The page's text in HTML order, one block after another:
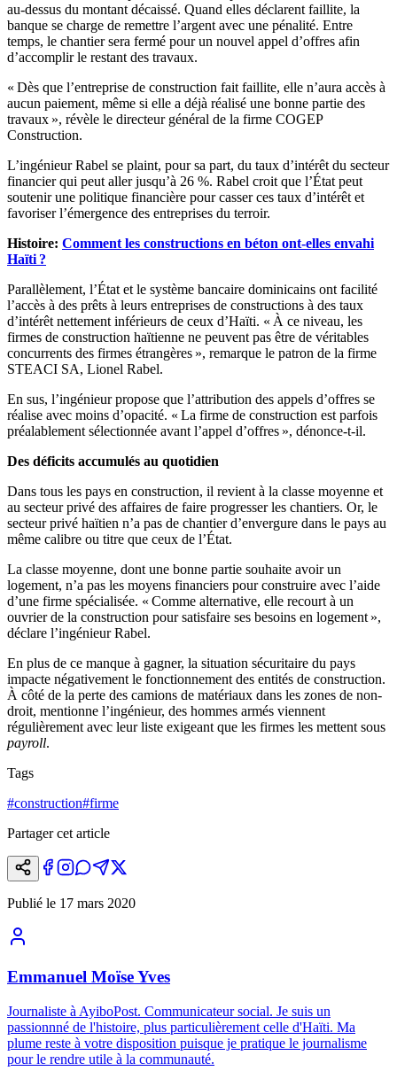
au-dessus du montant décaissé. Quand elles déclarent faillite, la
banque se charge de remettre l’argent avec une pénalité. Entre
temps, le chantier sera fermé pour un nouvel appel d’offres afin
d’accomplir le restant des travaux.
« Dès que l’entreprise de construction fait faillite, elle n’aura accès à
aucun paiement, même si elle a déjà réalisé une bonne partie des
travaux », révèle le directeur général de la firme COGEP
Construction.
L’ingénieur Rabel se plaint, pour sa part, du taux d’intérêt du secteur
financier qui peut aller jusqu’à 26 %. Rabel croit que l’État peut
soutenir une politique financière pour casser ces taux d’intérêt et
favoriser l’émergence des entreprises du terroir.
Histoire: Comment les constructions en béton ont-elles envahi
Haïti ?
Parallèlement, l’État et le système bancaire dominicains ont facilité
l’accès à des prêts à leurs entreprises de constructions à des taux
d’intérêt nettement inférieurs de ceux d’Haïti. « À ce niveau, les
firmes de construction haïtienne ne peuvent pas être de véritables
concurrents des firmes étrangères », remarque le patron de la firme
STEACI SA, Lionel Rabel.
En sus, l’ingénieur propose que l’attribution des appels d’offres se
réalise avec moins d’opacité. « La firme de construction est parfois
préalablement sélectionnée avant l’appel d’offres », dénonce-t-il.
Des déficits accumulés au quotidien
Dans tous les pays en construction, il revient à la classe moyenne et
au secteur privé des affaires de faire progresser les chantiers. Or, le
secteur privé haïtien n’a pas de chantier d’envergure dans le pays au
même calibre ou titre que ceux de l’État.
La classe moyenne, dont une bonne partie souhaite avoir un
logement, n’a pas les moyens financiers pour construire avec l’aide
d’une firme spécialisée. « Comme alternative, elle recourt à un
ouvrier de la construction pour satisfaire ses besoins en logement »,
déclare l’ingénieur Rabel.
En plus de ce manque à gagner, la situation sécuritaire du pays
impacte négativement le fonctionnement des entités de construction.
À côté de la perte des camions de matériaux dans les zones de non-
droit, mentionne l’ingénieur, des hommes armés viennent
régulièrement avec leur liste exigeant que les firmes les mettent sous
payroll.
Tags
#construction#firme
Partager cet article
Publié le 17 mars 2020
Emmanuel Moïse Yves
Journaliste à AyiboPost. Communicateur social. Je suis un
passionnné de l'histoire, plus particulièrement celle d'Haïti. Ma
plume reste à votre disposition puisque je pratique le journalisme
pour le rendre utile à la communauté.